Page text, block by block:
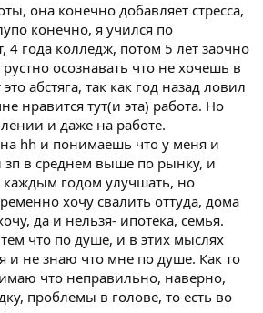
она конечно добавляет стресса,
конечно, я учился по
4 года колледж, потом 5 лет заочно
осознавать что не хочешь в
абстяга, так как год назад ловил
нравится тут(и эта) работа. Но
и даже на работе.
hh и понимаешь что у меня и
в среднем выше по рынку, и
каждым годом улучшать, но
хочу свалить оттуда, дома
да и нельзя- ипотека, семья.
что по душе, и в этих мыслях
и не знаю что мне по душе. Как то
что неправильно, наверно,
проблемы в голове, то есть во